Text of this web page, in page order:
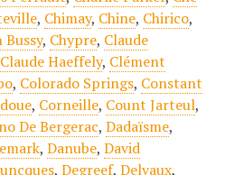
, Chimay, Chine, Chirico,
, Chypre, Claude
Claude Haeffely, Clément
, Colorado Springs, Constant
, Corneille, Count Jarteul,
De Bergerac, Dadaïsme,
, Danube, David
, Degreef, Delvaux,